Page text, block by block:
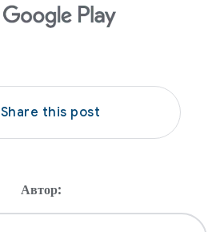
Share this post
Автор: